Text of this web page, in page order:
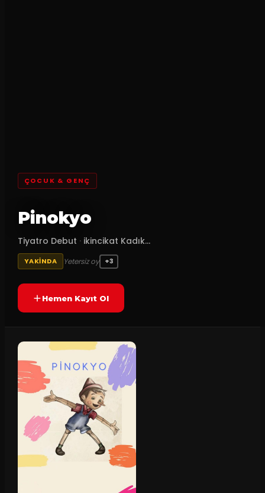
ÇOCUK & GENÇ
Pinokyo
Tiyatro Debut · ikincikat Kadık...
YAKINDA Yetersiz oy +3
Hemen Kayıt Ol